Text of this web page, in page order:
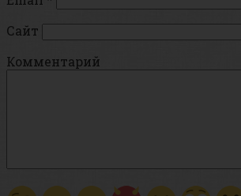
Сайт
Комментарий